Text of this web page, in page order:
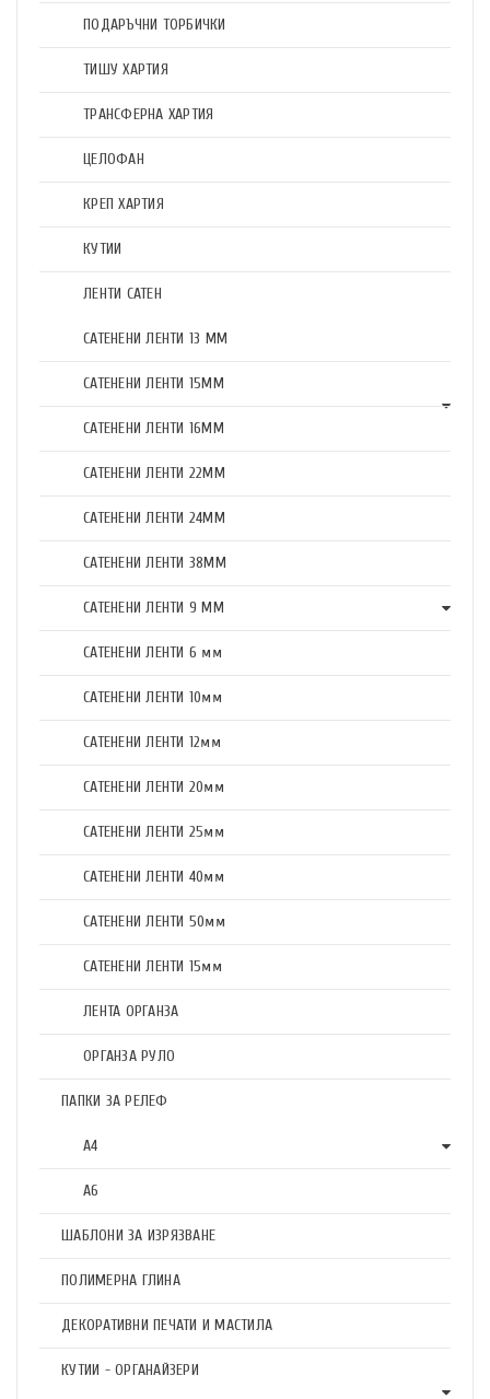
ПОДАРЪЧНИ ТОРБИЧКИ
ТИШУ ХАРТИЯ
ТРАНСФЕРНА ХАРТИЯ
ЦЕЛОФАН
КРЕП ХАРТИЯ
КУТИИ
ЛЕНТИ САТЕН
САТЕНЕНИ ЛЕНТИ 13 ММ
САТЕНЕНИ ЛЕНТИ 15ММ
САТЕНЕНИ ЛЕНТИ 16ММ
САТЕНЕНИ ЛЕНТИ 22ММ
САТЕНЕНИ ЛЕНТИ 24ММ
САТЕНЕНИ ЛЕНТИ 38ММ
САТЕНЕНИ ЛЕНТИ 9 ММ
САТЕНЕНИ ЛЕНТИ 6 мм
САТЕНЕНИ ЛЕНТИ 10мм
САТЕНЕНИ ЛЕНТИ 12мм
САТЕНЕНИ ЛЕНТИ 20мм
САТЕНЕНИ ЛЕНТИ 25мм
САТЕНЕНИ ЛЕНТИ 40мм
САТЕНЕНИ ЛЕНТИ 50мм
САТЕНЕНИ ЛЕНТИ 15мм
ЛЕНТА ОРГАНЗА
ОРГАНЗА РУЛО
ПАПКИ ЗА РЕЛЕФ
А4
А6
ШАБЛОНИ ЗА ИЗРЯЗВАНЕ
ПОЛИМЕРНА ГЛИНА
ДЕКОРАТИВНИ ПЕЧАТИ И МАСТИЛА
КУТИИ - ОРГАНАЙЗЕРИ